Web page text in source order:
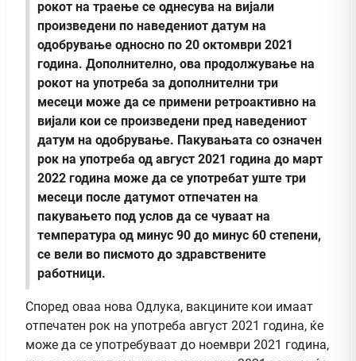
рокот на траење се однесува на вијали
произведени по наведениот датум на
одобрување односно по 20 октомври 2021
година. Дополнително, ова продолжување на
рокот на употреба за дополнителни три
месеци може да се примени ретроактивно на
вијали кои се произведени пред наведениот
датум на одобрување. Пакувањата со означен
рок на употреба од август 2021 година до март
2022 година може да се употребат уште три
месеци после датумот отпечатен на
пакувањето под услов да се чуваат на
температура од минус 90 до минус 60 степени,
се вели во писмото до здравствените
работници.
Според оваа нова Одлука, вакцините кои имаат
отпечатен рок на употреба август 2021 година, ќе
може да се употребуваат до ноември 2021 година,